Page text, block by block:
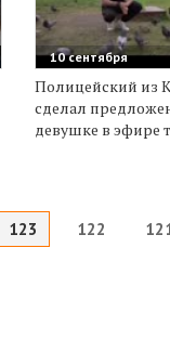
10 сентября
Полицейский из
сделал
девушке в эфире
123 122